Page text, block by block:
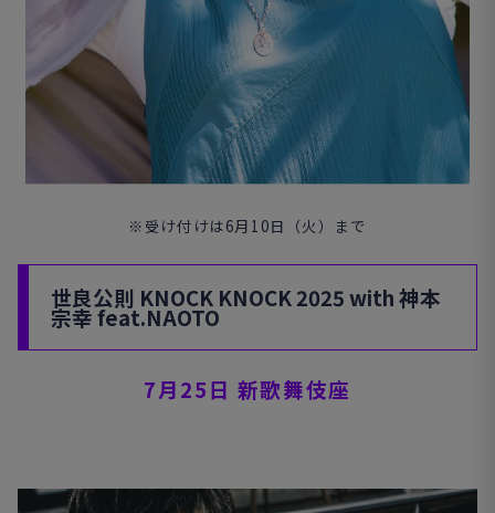
※受け付けは6月10日（火）まで
世良公則 KNOCK KNOCK 2025 with神本
宗幸feat.NAOTO
7月25日 新歌舞伎座